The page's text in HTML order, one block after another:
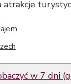
atrakcje
w 7 dni